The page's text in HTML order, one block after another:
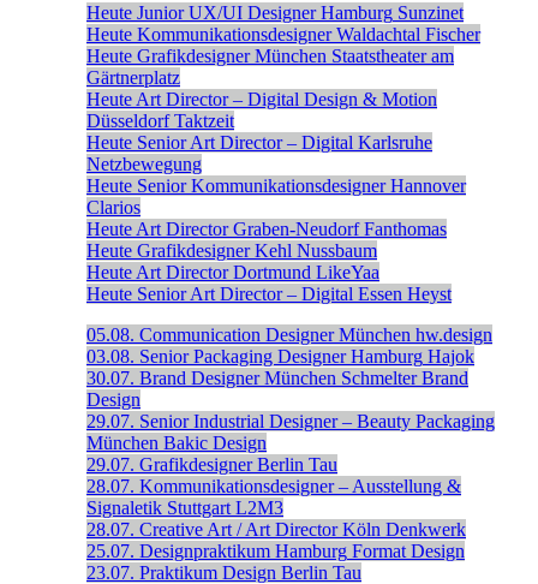
Heute Junior UX/UI Designer Hamburg Sunzinet
Heute Kommunikationsdesigner Waldachtal Fischer
Heute Grafikdesigner München Staatstheater am
Gärtnerplatz
Heute Art Director – Digital Design & Motion
Düsseldorf Taktzeit
Heute Senior Art Director – Digital Karlsruhe
Netzbewegung
Heute Senior Kommunikationsdesigner Hannover
Clarios
Heute Art Director Graben-Neudorf Fanthomas
Heute Grafikdesigner Kehl Nussbaum
Heute Art Director Dortmund LikeYaa
Heute Senior Art Director – Digital Essen Heyst
05.08. Communication Designer München hw.design
03.08. Senior Packaging Designer Hamburg Hajok
30.07. Brand Designer München Schmelter Brand
Design
29.07. Senior Industrial Designer – Beauty Packaging
München Bakic Design
29.07. Grafikdesigner Berlin Tau
28.07. Kommunikationsdesigner – Ausstellung &
Signaletik Stuttgart L2M3
28.07. Creative Art / Art Director Köln Denkwerk
25.07. Designpraktikum Hamburg Format Design
23.07. Praktikum Design Berlin Tau